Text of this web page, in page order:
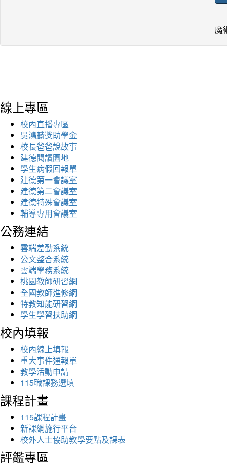
魔
線上專區
校內直播專區
吳鴻麟獎助學金
校長爸爸說故事
建德閱讀園地
學生病假回報單
建德第一會議室
建德第二會議室
建德特殊會議室
輔導專用會議室
公務連結
雲端差勤系統
公文整合系統
雲端學務系統
桃園教師研習網
全國教師進修網
特教知能研習網
學生學習扶助網
校內填報
校內線上填報
重大事件通報單
教學活動申請
115職課務選填
課程計畫
115課程計畫
新課綱施行平台
校外人士協助教學要點及課表
評鑑專區